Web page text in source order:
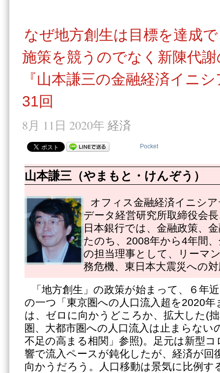
なぜ地方創生は目標を達成
施策を競うのでなく新陳代
『山本謙三の金融経済イニ
31回
8月 11日 2020年 経済
Pocket
山本謙三（やまもと・けんぞう）
オフィス金融経済イニシ
データ経営研究所取締役会
日本銀行では、金融政策、
たのち、2008年から4年間
の担当理事として、リーマ
務危機、東日本大震災への
「地方創生」の政策が始まって、６年
の一つ「東京圏への人口流入超を2020
は、ゼロに向かうどころか、拡大した(
圏、大都市圏への人口流入は止まらな
不足の高まる相関」参照)。足元は新型
響で流入ペースが鈍化したが、経済が回
向かうだろう。人口移動は景気に比例す